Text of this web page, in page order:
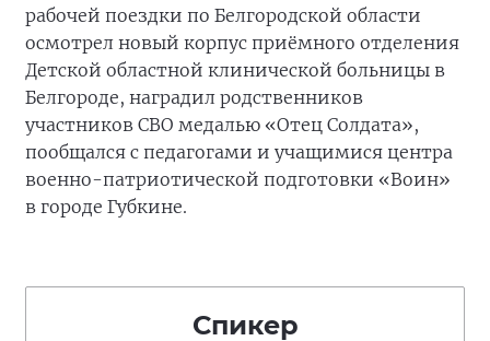
рабочей поездки по Белгородской области
осмотрел новый корпус приёмного отделения
Детской областной клинической больницы в
Белгороде, наградил родственников
участников СВО медалью «Отец Солдата»,
пообщался с педагогами и учащимися центра
военно-патриотической подготовки «Воин»
в городе Губкине.
Спикер